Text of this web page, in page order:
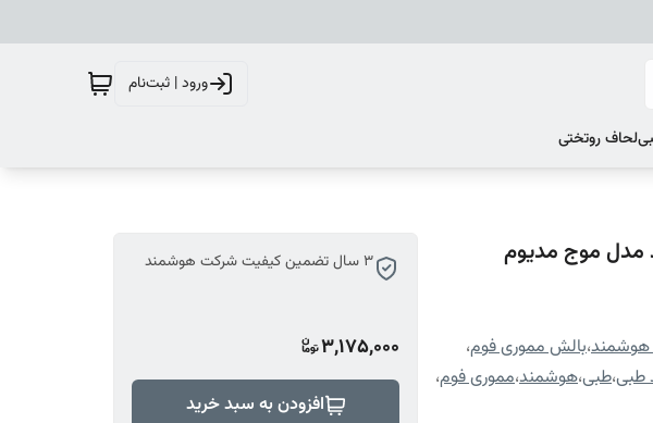
ورود | ثبت‌نام
لحاف روتختی
مدل موج مدیوم
،بالش مموری فوم،
طبی،طبی،هوشمند،مموری فوم،
3 سال تضمین کیفیت شرکت هوشمند
3,175,000
افزودن به سبد خرید